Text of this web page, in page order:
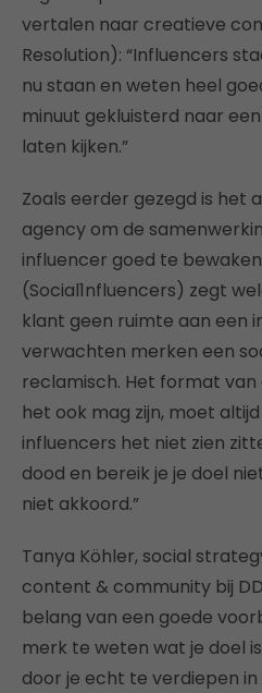
vertalen naar creatieve
Resolution): “Influencers
nu staan en weten heel
minuut gekluisterd naar
laten kijken.”
Zoals eerder gezegd is het
agency om de
influencer goed te
(Social1nfluencers) zegt
klant geen ruimte aan een
verwachten merken een
reclamisch. Het format van
het ook mag zijn, moet altijd
influencers het niet zien
dood en bereik je je doel
niet akkoord.”
Tanya Köhler, social
content & community bij
belang van een goede
merk te weten wat je doel
door je echt te verdiepen